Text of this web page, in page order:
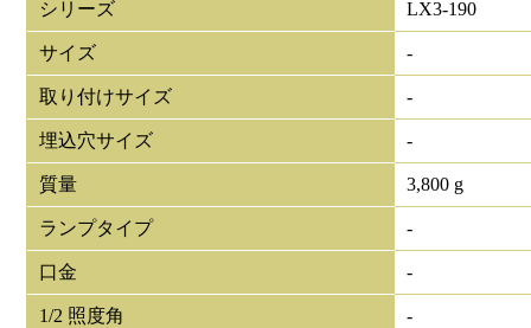
シリーズ LX3-190
サイズ -
取り付けサイズ -
埋込穴サイズ -
質量 3,800 g
ランプタイプ -
口金 -
1/2 照度角 -